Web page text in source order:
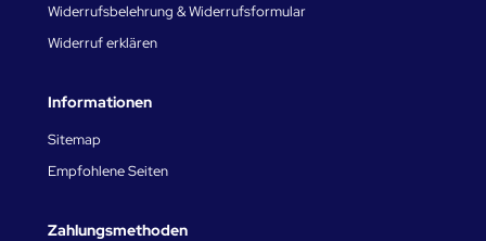
Widerrufsbelehrung & Widerrufsformular
Widerruf erklären
Informationen
Sitemap
Empfohlene Seiten
Zahlungsmethoden